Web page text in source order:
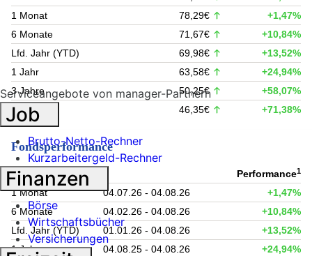
1 Monat
78,29€
+1,47%
6 Monate
71,67€
+10,84%
Lfd. Jahr (YTD)
69,98€
+13,52%
1 Jahr
63,58€
+24,94%
3 Jahre
50,25€
+58,07%
5 Jahre
46,35€ +71,38%
Fondsperformance
Zeitraum Performance1
1 Monat 04.07.26 - 04.08.26
+1,47%
6 Monate
04.02.26 - 04.08.26
+10,84%
Lfd. Jahr (YTD)
01.01.26 - 04.08.26
+13,52%
1 Jahr
04.08.25 - 04.08.26
+24,94%
Serviceangebote von manager-Partnern
Job
Brutto-Netto-Rechner
Kurzarbeitergeld-Rechner
Finanzen
Börse
Wirtschaftsbücher
Versicherungen